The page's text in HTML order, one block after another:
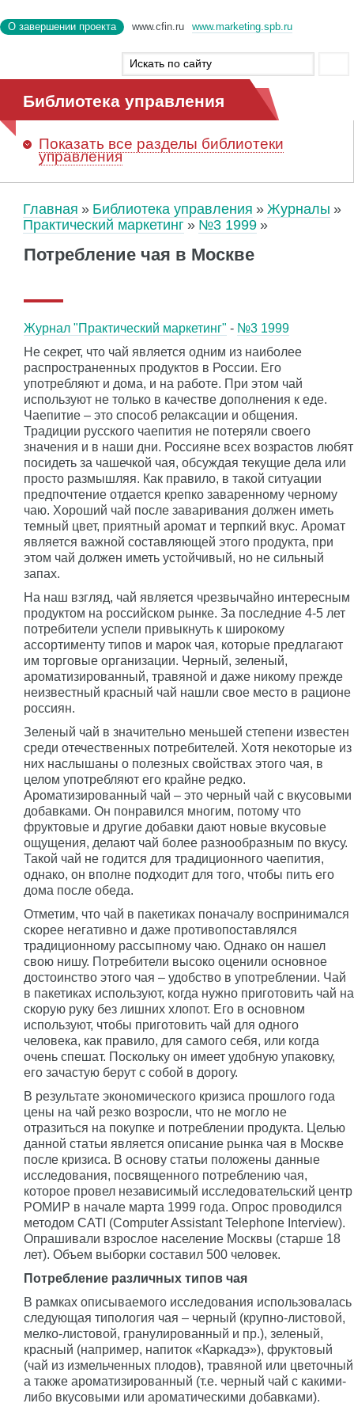
О завершении проекта www.cfin.ru www.marketing.spb.ru
Библиотека управления
Показать все разделы библиотеки
управления
Главная Библиотека управления
Журналы
Практический маркетинг
№3 1999
Потребление чая в Москве
Журнал "Практический маркетинг" - №3 1999
Не секрет, что чай является одним из наиболее
распространенных продуктов в России. Его
употребляют и дома, и на работе. При этом чай
используют не только в качестве дополнения к еде.
Чаепитие – это способ релаксации и общения.
Традиции русского чаепития не потеряли своего
значения и в наши дни. Россияне всех возрастов любят
посидеть за чашечкой чая, обсуждая текущие дела или
просто размышляя. Как правило, в такой ситуации
предпочтение отдается крепко заваренному черному
чаю. Хороший чай после заваривания должен иметь
темный цвет, приятный аромат и терпкий вкус. Аромат
является важной составляющей этого продукта, при
этом чай должен иметь устойчивый, но не сильный
запах.
На наш взгляд, чай является чрезвычайно интересным
продуктом на российском рынке. За последние 4-5 лет
потребители успели привыкнуть к широкому
ассортименту типов и марок чая, которые предлагают
им торговые организации. Черный, зеленый,
ароматизированный, травяной и даже никому прежде
неизвестный красный чай нашли свое место в рационе
россиян.
Зеленый чай в значительно меньшей степени известен
среди отечественных потребителей. Хотя некоторые из
них наслышаны о полезных свойствах этого чая, в
целом употребляют его крайне редко.
Ароматизированный чай – это черный чай с вкусовыми
добавками. Он понравился многим, потому что
фруктовые и другие добавки дают новые вкусовые
ощущения, делают чай более разнообразным по вкусу.
Такой чай не годится для традиционного чаепития,
однако, он вполне подходит для того, чтобы пить его
дома после обеда.
Отметим, что чай в пакетиках поначалу воспринимался
скорее негативно и даже противопоставлялся
традиционному рассыпному чаю. Однако он нашел
свою нишу. Потребители высоко оценили основное
достоинство этого чая – удобство в употреблении. Чай
в пакетиках используют, когда нужно приготовить чай на
скорую руку без лишних хлопот. Его в основном
используют, чтобы приготовить чай для одного
человека, как правило, для самого себя, или когда
очень спешат. Поскольку он имеет удобную упаковку,
его зачастую берут с собой в дорогу.
В результате экономического кризиса прошлого года
цены на чай резко возросли, что не могло не
отразиться на покупке и потреблении продукта. Целью
данной статьи является описание рынка чая в Москве
после кризиса. В основу статьи положены данные
исследования, посвященного потреблению чая,
которое провел независимый исследовательский центр
РОМИР в начале марта 1999 года. Опрос проводился
методом CATI (Computer Assistant Telephone Interview).
Опрашивали взрослое население Москвы (старше 18
лет). Объем выборки составил 500 человек.
Потребление различных типов чая
В рамках описываемого исследования использовалась
следующая типология чая – черный (крупно-листовой,
мелко-листовой, гранулированный и пр.), зеленый,
красный (например, напиток «Каркадэ»), фруктовый
(чай из измельченных плодов), травяной или цветочный
а также ароматизированный (т.е. черный чай с какими-
либо вкусовыми или ароматическими добавками).